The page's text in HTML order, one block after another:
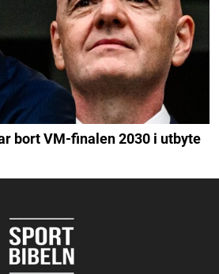
bort VM-finalen 2030 i utbyte